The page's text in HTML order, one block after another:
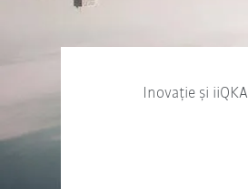
Inovație și iiQKA